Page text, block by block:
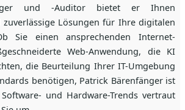
und -Auditor bietet er Ihnen
Lösungen für Ihre digitalen
Sie einen ansprechenden Internet-
Web-Anwendung, die KI
die Beurteilung Ihrer IT-Umgebung
benötigen, Patrick Bärenfänger ist
und Hardware-Trends vertraut